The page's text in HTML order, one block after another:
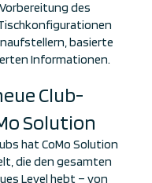
des
basierte
Informationen.
Club-
Solution
hat CoMo Solution
die den gesamten
Level hebt – von